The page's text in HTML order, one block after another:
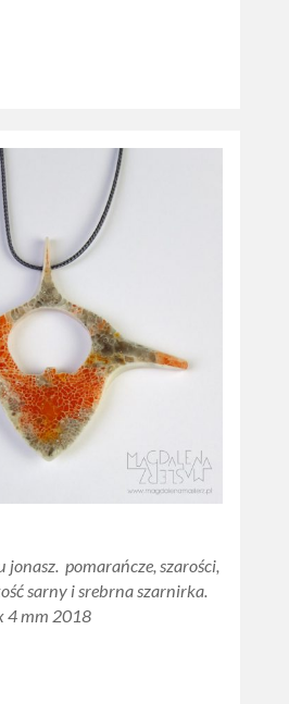
pomarańcze, szarości,
sarny i srebrna szarnirka.
4 mm 2018